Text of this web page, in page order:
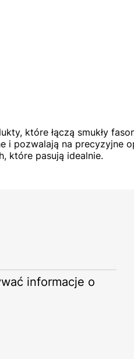
które łączą smukły
i pozwalają na precyzyjne
które pasują idealnie.
informacje o